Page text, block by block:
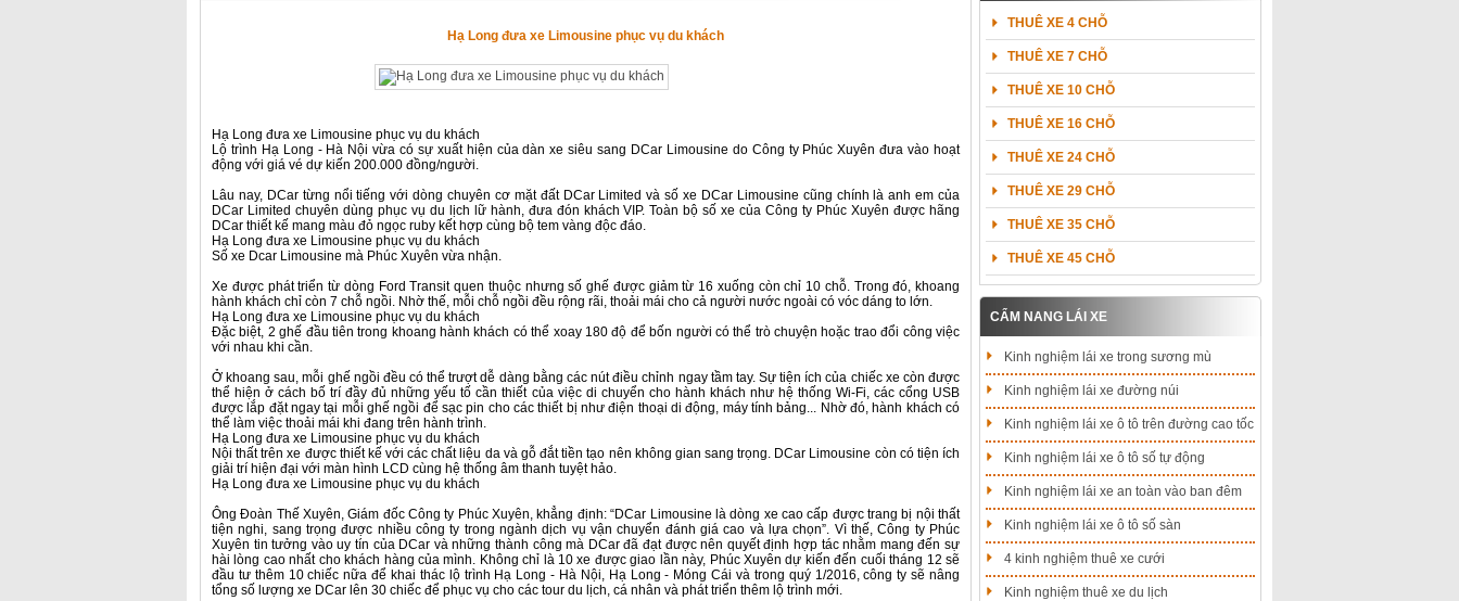
Hạ Long đưa xe Limousine phục vụ du khách
Hạ Long đưa xe Limousine phục vụ du khách
Lộ trình Hạ Long - Hà Nội vừa có sự xuất hiện của dàn xe siêu sang DCar Limousine do Công ty Phúc Xuyên đưa vào hoạt
động với giá vé dự kiến 200.000 đồng/người.
Lâu nay, DCar từng nổi tiếng với dòng chuyên cơ mặt đất DCar Limited và số xe DCar Limousine cũng chính là anh em của
DCar Limited chuyên dùng phục vụ du lịch lữ hành, đưa đón khách VIP. Toàn bộ số xe của Công ty Phúc Xuyên được hãng
DCar thiết kế mang màu đỏ ngọc ruby kết hợp cùng bộ tem vàng độc đáo.
Hạ Long đưa xe Limousine phục vụ du khách
Số xe Dcar Limousine mà Phúc Xuyên vừa nhận.
Xe được phát triển từ dòng Ford Transit quen thuộc nhưng số ghế được giảm từ 16 xuống còn chỉ 10 chỗ. Trong đó, khoang
hành khách chỉ còn 7 chỗ ngồi. Nhờ thế, mỗi chỗ ngồi đều rộng rãi, thoải mái cho cả người nước ngoài có vóc dáng to lớn.
Hạ Long đưa xe Limousine phục vụ du khách
Đặc biệt, 2 ghế đầu tiên trong khoang hành khách có thể xoay 180 độ để bốn người có thể trò chuyện hoặc trao đổi công việc
với nhau khi cần.
Ở khoang sau, mỗi ghế ngồi đều có thể trượt dễ dàng bằng các nút điều chỉnh ngay tầm tay. Sự tiện ích của chiếc xe còn được
thể hiện ở cách bố trí đầy đủ những yếu tố cần thiết của việc di chuyển cho hành khách như hệ thống Wi-Fi, các cổng USB
được lắp đặt ngay tại mỗi ghế ngồi để sạc pin cho các thiết bị như điện thoại di động, máy tính bảng... Nhờ đó, hành khách có
thể làm việc thoải mái khi đang trên hành trình.
Hạ Long đưa xe Limousine phục vụ du khách
Nội thất trên xe được thiết kế với các chất liệu da và gỗ đắt tiền tạo nên không gian sang trọng. DCar Limousine còn có tiện ích
giải trí hiện đại với màn hình LCD cùng hệ thống âm thanh tuyệt hảo.
Hạ Long đưa xe Limousine phục vụ du khách
Ông Đoàn Thế Xuyên, Giám đốc Công ty Phúc Xuyên, khẳng định: “DCar Limousine là dòng xe cao cấp được trang bị nội thất
tiện nghi, sang trọng được nhiều công ty trong ngành dịch vụ vận chuyển đánh giá cao và lựa chọn”. Vì thế, Công ty Phúc
Xuyên tin tưởng vào uy tín của DCar và những thành công mà DCar đã đạt được nên quyết định hợp tác nhằm mang đến sự
hài lòng cao nhất cho khách hàng của mình. Không chỉ là 10 xe được giao lần này, Phúc Xuyên dự kiến đến cuối tháng 12 sẽ
đầu tư thêm 10 chiếc nữa để khai thác lộ trình Hạ Long - Hà Nội, Hạ Long - Móng Cái và trong quý 1/2016, công ty sẽ nâng
tổng số lượng xe DCar lên 30 chiếc để phục vụ cho các tour du lịch, cá nhân và phát triển thêm lộ trình mới.
THUÊ XE 4 CHỖ
THUÊ XE 7 CHỖ
THUÊ XE 10 CHỖ
THUÊ XE 16 CHỖ
THUÊ XE 24 CHỖ
THUÊ XE 29 CHỖ
THUÊ XE 35 CHỖ
THUÊ XE 45 CHỖ
CẨM NANG LÁI XE
Kinh nghiệm lái xe trong sương mù
Kinh nghiệm lái xe đường núi
Kinh nghiệm lái xe ô tô trên đường cao tốc
Kinh nghiệm lái xe ô tô số tự động
Kinh nghiệm lái xe an toàn vào ban đêm
Kinh nghiệm lái xe ô tô số sàn
4 kinh nghiệm thuê xe cưới
Kinh nghiệm thuê xe du lịch